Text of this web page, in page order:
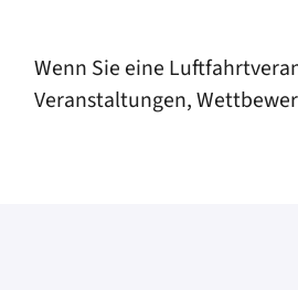
Wenn Sie eine
Veranstaltungen,